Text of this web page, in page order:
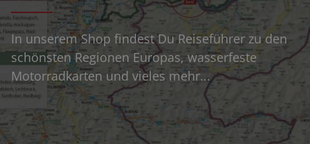
In unserem Shop findest Du Reiseführer zu den
schönsten Regionen Europas, wasserfeste
Motorradkarten und vieles mehr...